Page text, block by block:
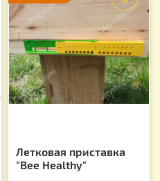
Летковая приставка
"Bee Healthy"